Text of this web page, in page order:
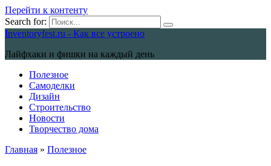
Перейти к контенту
Search for:
Inventoryfest.ru - Как все устроено
Лайфхаки и фишки на каждый день
Полезное
Самоделки
Дизайн
Строительство
Новости
Творчество дома
Главная » Полезное